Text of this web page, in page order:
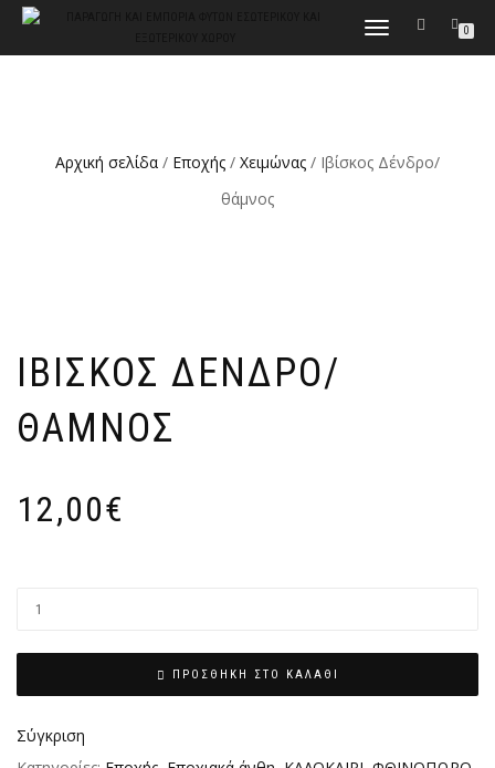
ΕΝΑΛΛΑΓΉ
0
Αρχική σελίδα / Εποχής / Χειμώνας / Ιβίσκος Δένδρο/
θάμνος
ΙΒΊΣΚΟΣ ΔΈΝΔΡΟ/
ΘΆΜΝΟΣ
12,00€
ΠΡΟΣΘΉΚΗ ΣΤΟ ΚΑΛΆΘΙ
Σύγκριση